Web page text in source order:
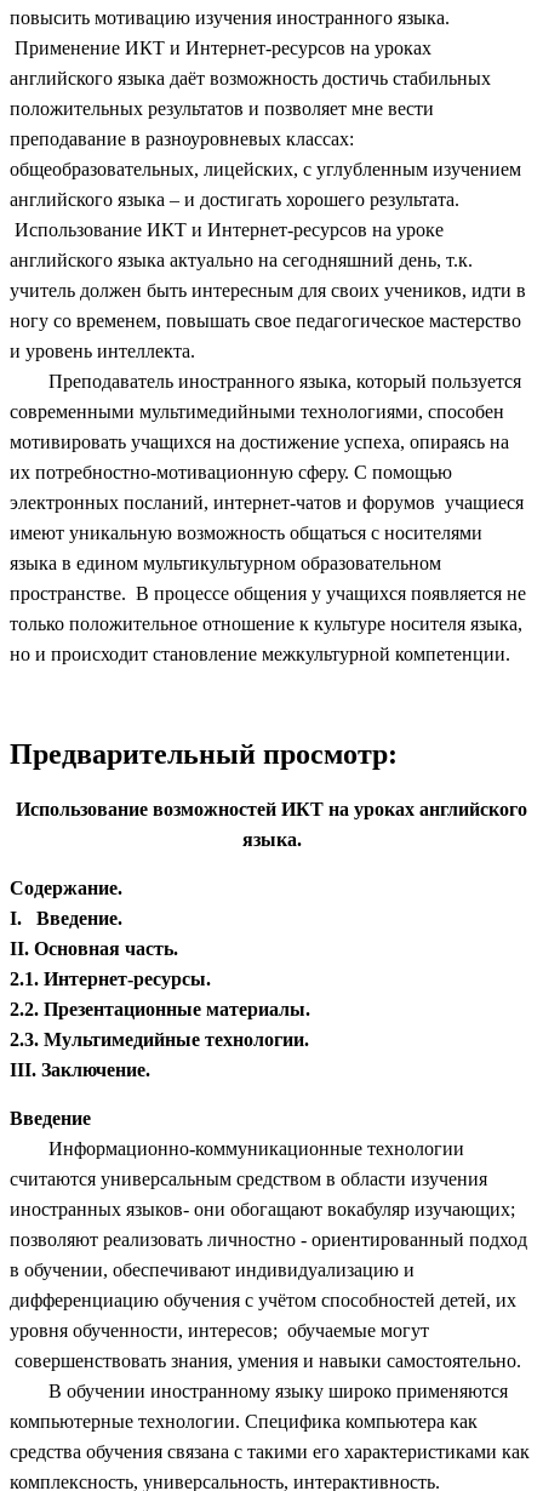
повысить мотивацию изучения иностранного языка.
Применение ИКТ и Интернет-ресурсов на уроках
английского языка даёт возможность достичь стабильных
положительных результатов и позволяет мне вести
преподавание в разноуровневых классах:
общеобразовательных, лицейских, с углубленным изучением
английского языка – и достигать хорошего результата.
Использование ИКТ и Интернет-ресурсов на уроке
английского языка актуально на сегодняшний день, т.к.
учитель должен быть интересным для своих учеников, идти в
ногу со временем, повышать свое педагогическое мастерство
и уровень интеллекта.
Преподаватель иностранного языка, который пользуется
современными мультимедийными технологиями, способен
мотивировать учащихся на достижение успеха, опираясь на
их потребностно-мотивационную сферу. С помощью
электронных посланий, интернет-чатов и форумов учащиеся
имеют уникальную возможность общаться с носителями
языка в едином мультикультурном образовательном
пространстве. В процессе общения у учащихся появляется не
только положительное отношение к культуре носителя языка,
но и происходит становление межкультурной компетенции.
Предварительный просмотр:
Использование возможностей ИКТ на уроках английского
языка.
Содержание.
I. Введение.
II. Основная часть.
2.1. Интернет-ресурсы.
2.2. Презентационные материалы.
2.3. Мультимедийные технологии.
III. Заключение.
Введение
Информационно-коммуникационные технологии
считаются универсальным средством в области изучения
иностранных языков- они обогащают вокабуляр изучающих;
позволяют реализовать личностно - ориентированный подход
в обучении, обеспечивают индивидуализацию и
дифференциацию обучения с учётом способностей детей, их
уровня обученности, интересов; обучаемые могут
совершенствовать знания, умения и навыки самостоятельно.
В обучении иностранному языку широко применяются
компьютерные технологии. Специфика компьютера как
средства обучения связана с такими его характеристиками как
комплексность, универсальность, интерактивность.